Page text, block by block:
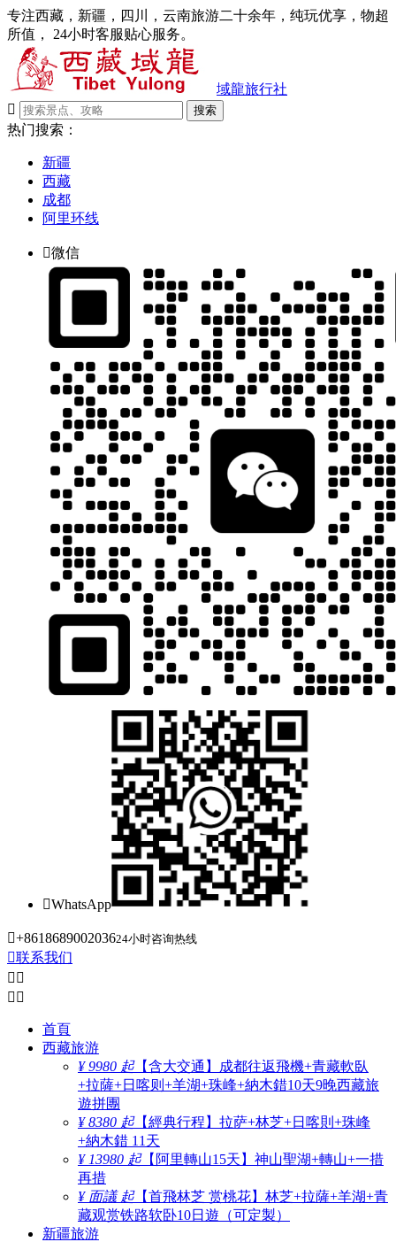
专注西藏，新疆，四川，云南旅游二十余年，纯玩优享，物超
所值， 24小时客服贴心服务。
域龍旅行社

搜索
热门搜索：
新疆
西藏
成都
阿里环线
微信
WhatsApp
+861868900203624小时咨询热线
联系我们
 
 
首頁
西藏旅游
¥ 9980 起【含大交通】成都往返飛機+青藏軟臥
+拉薩+日喀则+羊湖+珠峰+納木錯10天9晚西藏旅
遊拼團
¥ 8380 起【經典行程】拉萨+林芝+日喀則+珠峰
+納木錯 11天
¥ 13980 起【阿里轉山15天】神山聖湖+轉山+一措
再措
¥ 面議 起【首飛林芝 赏桃花】林芝+拉薩+羊湖+青
藏观赏铁路软卧10日遊（可定製）
新疆旅游